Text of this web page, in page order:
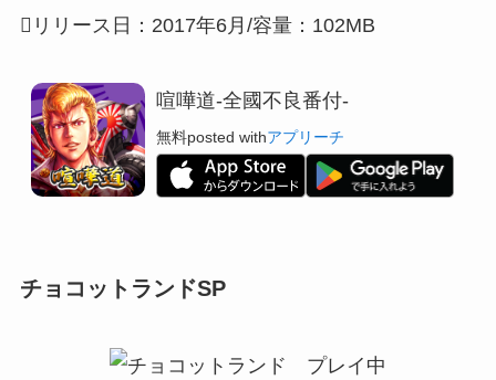
リリース日：2017年6月/容量：102MB
喧嘩道-全國不良番付-
無料posted withアプリーチ
チョコットランドSP